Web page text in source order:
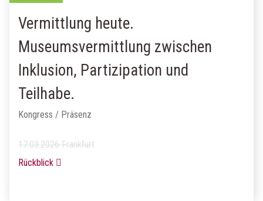
Vermittlung heute.
Museumsvermittlung zwischen
Inklusion, Partizipation und
Teilhabe.
Kongress / Präsenz
17.03.2026 Frankfurt
Rückblick